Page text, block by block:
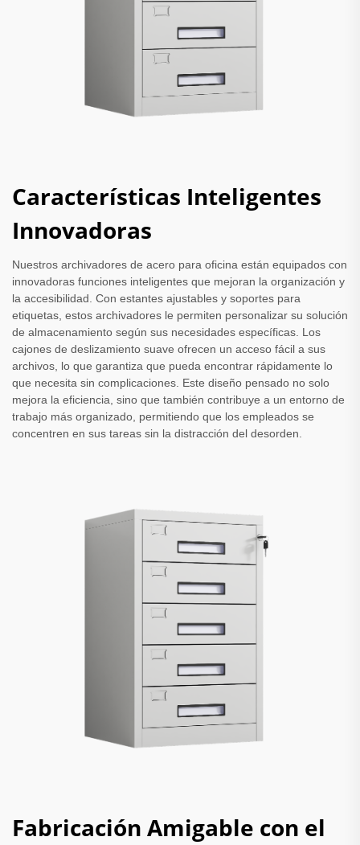
Características Inteligentes
Innovadoras
Nuestros archivadores de acero para oficina están equipados con
innovadoras funciones inteligentes que mejoran la organización y
la accesibilidad. Con estantes ajustables y soportes para
etiquetas, estos archivadores le permiten personalizar su solución
de almacenamiento según sus necesidades específicas. Los
cajones de deslizamiento suave ofrecen un acceso fácil a sus
archivos, lo que garantiza que pueda encontrar rápidamente lo
que necesita sin complicaciones. Este diseño pensado no solo
mejora la eficiencia, sino que también contribuye a un entorno de
trabajo más organizado, permitiendo que los empleados se
concentren en sus tareas sin la distracción del desorden.
Fabricación Amigable con el